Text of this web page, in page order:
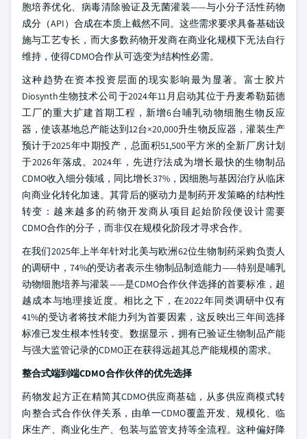
胞培养优化、病毒清除验证及无菌灌装——与小分子活性药物
成分（API）合成在本质上截然不同。这些需求要求具备基础设
施与工艺专长，而大多数药物开发商在商业化规模下无法自行
维持，使得CDMO合作从可选变为结构性必需。
这种趋势在资本投资层面的现实影响最为显著。富士胶片
Diosynth生物技术公司于2024年11月启动其位于丹麦希勒茹德
工厂的重大扩建首期工程，新增6台哺乳动物细胞生物反应
器，使该基地总产能达到12台×20,000升生物反应器，灌装生产
预计于2025年中期投产，总面积51,500平方米的全新厂房计划
于2026年落成。2024年，先进疗法成为增长最快的生物制品
CDMO收入细分领域，同比增长37%，因细胞与基因治疗从临床
向商业化转化加速。其背后的驱动力是制药开发策略的结构性
转变：越来越多的药物开发商从项目起始阶段便设计需要
CDMO合作的分子，而非仅在规模化阶段才寻求合作。
在我们2025年上半年针对北美与欧洲62位生物制药采购负责人
的调研中，74%的受访者表示生物制品制造能力——特别是哺乳
动物细胞培养与灌装——是CDMO合作伙伴选择的首要标准，超
越成本与地理接近度。相比之下，在2022年同类调研中仅有
41%的受访者将技术能力列为首要因素，这反映出三年间选择
标准已发生根本性转变。数据显示，拥有已验证生物制品产能
与强大监管记录的CDMO正在获得远超其总产能规模的需求。
整合式端到端CDMO合作伙伴的优先选择
药物发起方正在精简其CDMO供应商基础，从多供应商模式转
向整合式合作伙伴关系，由单一CDMO覆盖开发、规模化、临
床生产、商业化生产、包装与监管支持等全流程。这种偏好降